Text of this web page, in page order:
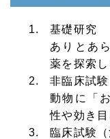
基礎研究
ありとあ
薬を探索し
非臨床試験
動物に「
性や効き目
臨床試験（